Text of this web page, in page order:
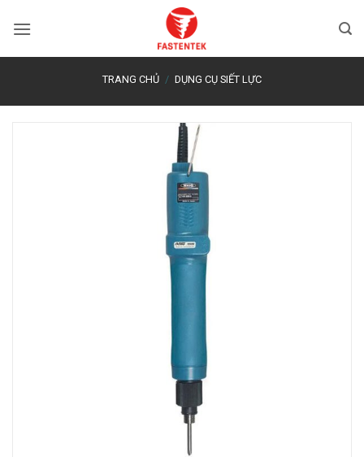
qua
TRANG CHỦ / DỤNG CỤ SIẾT LỰC